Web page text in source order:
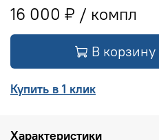
16 000 ₽
В корзину
Купить в 1 клик
Характеристики